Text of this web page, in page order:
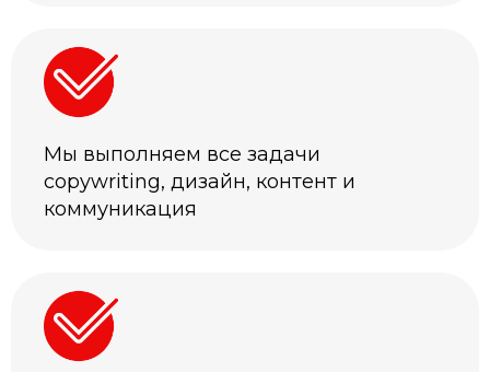
Мы выполняем все задачи
copywriting, дизайн, контент и
коммуникация